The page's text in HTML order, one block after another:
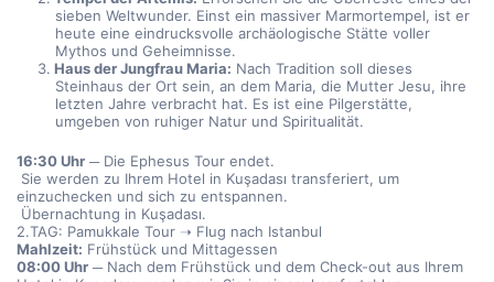
sieben Weltwunder. Einst ein massiver Marmortempel, ist er
heute eine eindrucksvolle archäologische Stätte voller
Mythos und Geheimnisse.
Haus der Jungfrau Maria: Nach Tradition soll dieses
Steinhaus der Ort sein, an dem Maria, die Mutter Jesu, ihre
letzten Jahre verbracht hat. Es ist eine Pilgerstätte,
umgeben von ruhiger Natur und Spiritualität.
16:30 Uhr ─ Die Ephesus Tour endet.
Sie werden zu Ihrem Hotel in Kuşadası transferiert, um
einzuchecken und sich zu entspannen.
Übernachtung in Kuşadası.
2.TAG: Pamukkale Tour ➝ Flug nach Istanbul
Mahlzeit: Frühstück und Mittagessen
08:00 Uhr ─ Nach dem Frühstück und dem Check-out aus Ihrem